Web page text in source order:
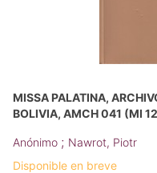
MISSA PALATINA,
BOLIVIA, AMCH 041 (MI
Anónimo ; Nawrot, Piotr
Disponible en breve